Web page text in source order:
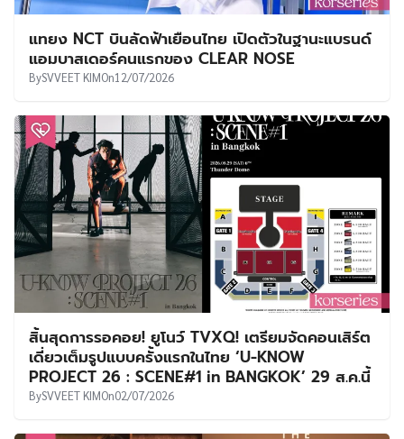
แทยง NCT บินลัดฟ้าเยือนไทย เปิดตัวในฐานะแบรนด์
แอมบาสเดอร์คนแรกของ CLEAR NOSE
BySVVEET KIMOn12/07/2026
สิ้นสุดการรอคอย! ยูโนว์ TVXQ! เตรียมจัดคอนเสิร์ต
เดี่ยวเต็มรูปแบบครั้งแรกในไทย ‘U-KNOW
PROJECT 26 : SCENE#1 in BANGKOK’ 29 ส.ค.นี้
BySVVEET KIMOn02/07/2026